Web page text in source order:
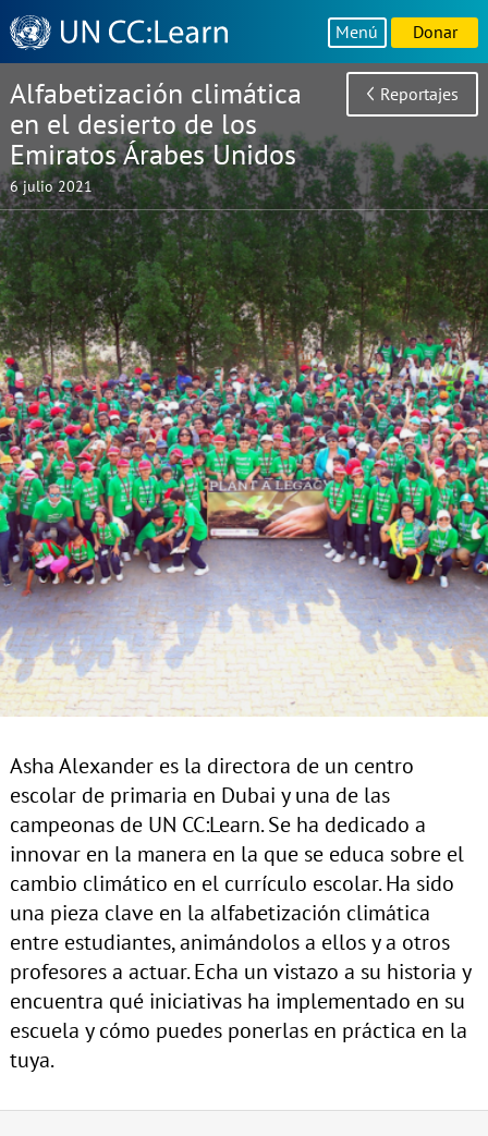
Knowledge
Sharing
Platform
Menú Donar
Alfabetización climática
en el desierto de los
Emiratos Árabes Unidos
6 julio 2021
Reportajes
Asha Alexander es la directora de un centro
escolar de primaria en Dubai y una de las
campeonas de UN CC:Learn. Se ha dedicado a
innovar en la manera en la que se educa sobre el
cambio climático en el currículo escolar. Ha sido
una pieza clave en la alfabetización climática
entre estudiantes, animándolos a ellos y a otros
profesores a actuar. Echa un vistazo a su historia y
encuentra qué iniciativas ha implementado en su
escuela y cómo puedes ponerlas en práctica en la
tuya.